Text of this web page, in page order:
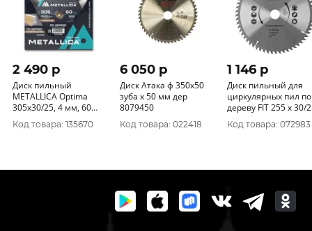
2 490 p
Диск пильный
METALLICA Optima
305x30/25, 4 мм, 60
зубов, Т=3, 2 мм по
дереву поперечный,
Код товара: 135670
6 050 p
Диск Атака ф 350х50
зуба х 50 мм дер
8079450
Код товара: 022418
1 146 p
Диск пильный для
циркулярных пил по
дереву FIT 255 х 30/
4 х 60T 37760
Код товара: 072983